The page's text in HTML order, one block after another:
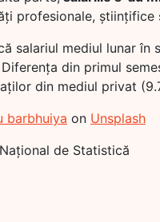
profesionale,
salariul mediul lunar
din primul
din mediul privat
barbhuiya on Unsplash
de Statistică